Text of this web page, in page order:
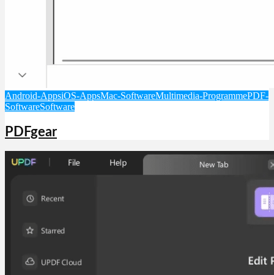
Android-AppsiOS-AppsMac-SoftwareMultimedia-ProgrammePDF-
SoftwareSoftware
PDFgear